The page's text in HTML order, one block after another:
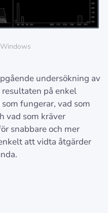
undersökning av
på enkel
fungerar, vad som
vad som kräver
snabbare och mer
att vidta åtgärder